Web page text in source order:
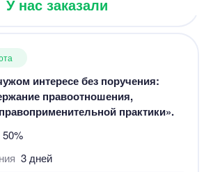
У нас заказали
практики».
50%
3 дней